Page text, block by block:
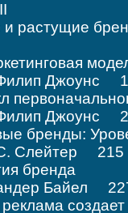
и растущие
Джоунс
Джоунс
бренды:
Слейтер 215
бренда
Байел
реклама